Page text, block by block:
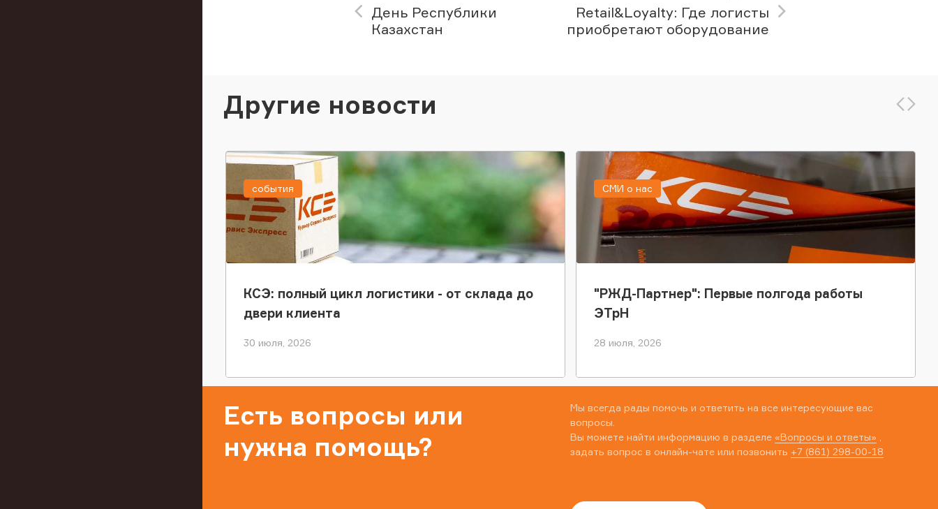
День Республики
Казахстан
Retail&Loyalty: Где логисты
приобретают оборудование
Другие новости
КСЭ: полный цикл логистики - от склада до
двери клиента
30 июля, 2026
события
"РЖД-Партнер": Первые полгода работы
ЭТрН
28 июля, 2026
СМИ о нас
Есть вопросы или
нужна помощь?
Мы всегда рады помочь и ответить на все интересующие вас
вопросы.
Вы можете найти информацию в разделе «Вопросы и ответы»
задать вопрос в онлайн-чате или позвонить +7 (861) 298-00-18